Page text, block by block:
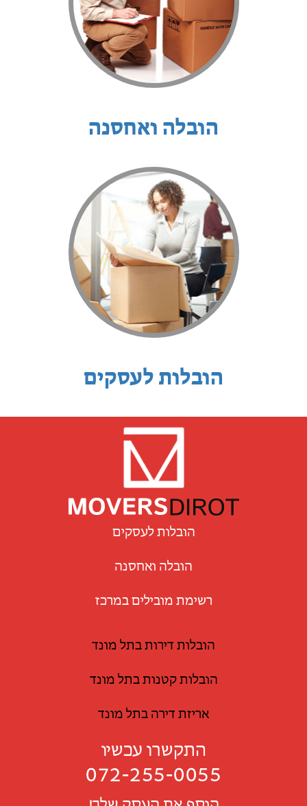
הובלה ואחסנה
הובלות לעסקים
הובלות לעסקים
הובלה ואחסנה
רשימת מובילים במרכז
הובלות דירות בתל מונד
הובלות קטנות בתל מונד
אריזת דירה בתל מונד
התקשרו עכשיו
072-255-0055